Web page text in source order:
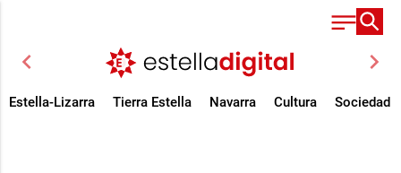
chevron_left chevron_right
Estella-Lizarra Tierra Estella Navarra Cultura Sociedad